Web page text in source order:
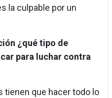
la culpable por un
¿qué tipo de
para luchar contra
tienen que hacer todo lo